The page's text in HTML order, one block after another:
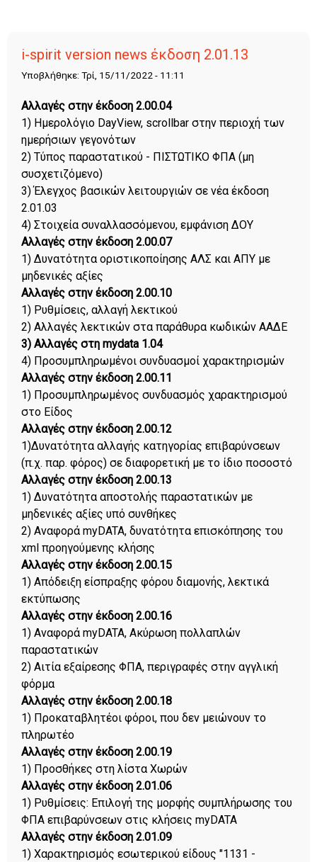
i-spirit version news έκδοση 2.01.13
Υποβλήθηκε: Τρί, 15/11/2022 - 11:11
Αλλαγές στην έκδοση 2.00.04
1) Ημερολόγιο DayView, scrollbar στην περιοχή των
ημερήσιων γεγονότων
2) Τύπος παραστατικού - ΠΙΣΤΩΤΙΚΟ ΦΠΑ (μη
συσχετιζόμενο)
3) Έλεγχος βασικών λειτουργιών σε νέα έκδοση
2.01.03
4) Στοιχεία συναλλασσόμενου, εμφάνιση ΔΟΥ
Αλλαγές στην έκδοση 2.00.07
1) Δυνατότητα οριστικοποίησης ΑΛΣ και ΑΠΥ με
μηδενικές αξίες
Αλλαγές στην έκδοση 2.00.10
1) Ρυθμίσεις, αλλαγή λεκτικού
2) Αλλαγές λεκτικών στα παράθυρα κωδικών ΑΑΔΕ
3) Αλλαγές στη mydata 1.04
4) Προσυμπληρωμένοι συνδυασμοί χαρακτηρισμών
Αλλαγές στην έκδοση 2.00.11
1) Προσυμπληρωμένος συνδυασμός χαρακτηρισμού
στο Είδος
Αλλαγές στην έκδοση 2.00.12
1)Δυνατότητα αλλαγής κατηγορίας επιβαρύνσεων
(π.χ. παρ. φόρος) σε διαφορετική με το ίδιο ποσοστό
Αλλαγές στην έκδοση 2.00.13
1) Δυνατότητα αποστολής παραστατικών με
μηδενικές αξίες υπό συνθήκες
2) Αναφορά myDATA, δυνατότητα επισκόπησης του
xml προηγούμενης κλήσης
Αλλαγές στην έκδοση 2.00.15
1) Απόδειξη είσπραξης φόρου διαμονής, λεκτικά
εκτύπωσης
Αλλαγές στην έκδοση 2.00.16
1) Αναφορά myDATA, Ακύρωση πολλαπλών
παραστατικών
2) Αιτία εξαίρεσης ΦΠΑ, περιγραφές στην αγγλική
φόρμα
Αλλαγές στην έκδοση 2.00.18
1) Προκαταβλητέοι φόροι, που δεν μειώνουν το
πληρωτέο
Αλλαγές στην έκδοση 2.00.19
1) Προσθήκες στη λίστα Χωρών
Αλλαγές στην έκδοση 2.01.06
1) Ρυθμίσεις: Επιλογή της μορφής συμπλήρωσης του
ΦΠΑ επιβαρύνσεων στις κλήσεις myDATA
Αλλαγές στην έκδοση 2.01.09
1) Χαρακτηρισμός εσωτερικού είδους "1131 -